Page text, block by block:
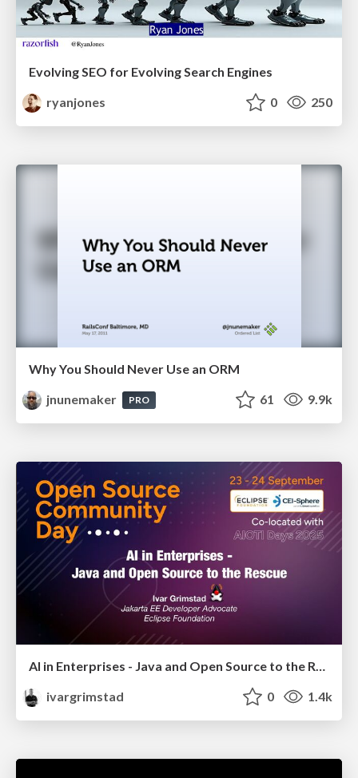
Evolving SEO for Evolving Search Engines
ryanjones
0 250
Why You Should Never Use an ORM
jnunemaker
PRO 61 9.9k
AI in Enterprises - Java and Open Source to the Rescue
ivargrimstad
0 1.4k